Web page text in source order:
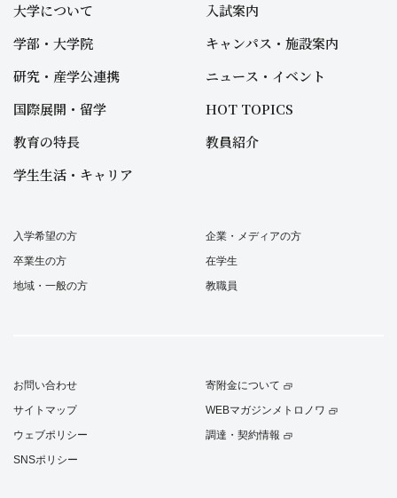
大学について
学部・大学院
研究・産学公連携
国際展開・留学
教育の特長
学生生活・キャリア
入試案内
キャンパス・施設案内
ニュース・イベント
HOT TOPICS
教員紹介
入学希望の方
卒業生の方
地域・一般の方
企業・メディアの方
在学生
教職員
お問い合わせ
サイトマップ
ウェブポリシー
SNSポリシー
寄附金について
WEBマガジンメトロノワ
調達・契約情報